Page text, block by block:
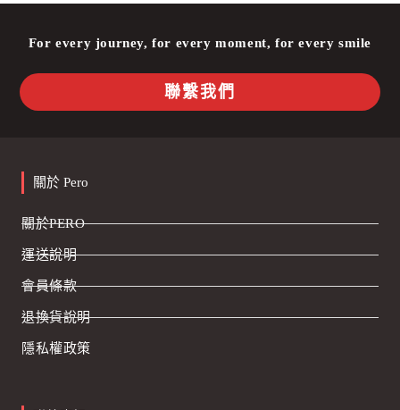
For every journey, for every moment, for every smile
聯繫我們
關於 Pero
關於PERO
運送說明
會員條款
退換貨說明
隱私權政策